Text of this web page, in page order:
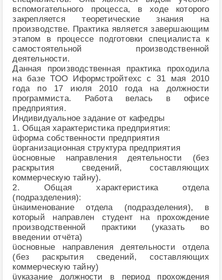
вспомогательного процесса, в ходе которого
закрепляется теоретические знания на
производстве. Практика является завершающим
этапом в процессе подготовки специалиста к
самостоятельной производственной
деятельности.
Данная производственная практика проходила
на базе ТОО Иформстройтехс с 31 мая 2010
года по 17 июля 2010 года на должности
программиста. Работа велась в офисе
предприятия.
Индивидуальное задание от кафедры
1. Общая характеристика предприятия:
üформа собственности предприятия
üорганизационная структура предприятия
üосновные направления деятельности (без
раскрытия сведений, составляющих
коммерческую тайну).
2. Общая характеристика отдела
(подразделения):
üнаименование отдела (подразделения), в
который направлен студент на прохождение
производственной практики (указать во
введении отчёта)
üосновные направления деятельности отдела
(без раскрытия сведений, составляющих
коммерческую тайну)
üуказание должности в период прохождения